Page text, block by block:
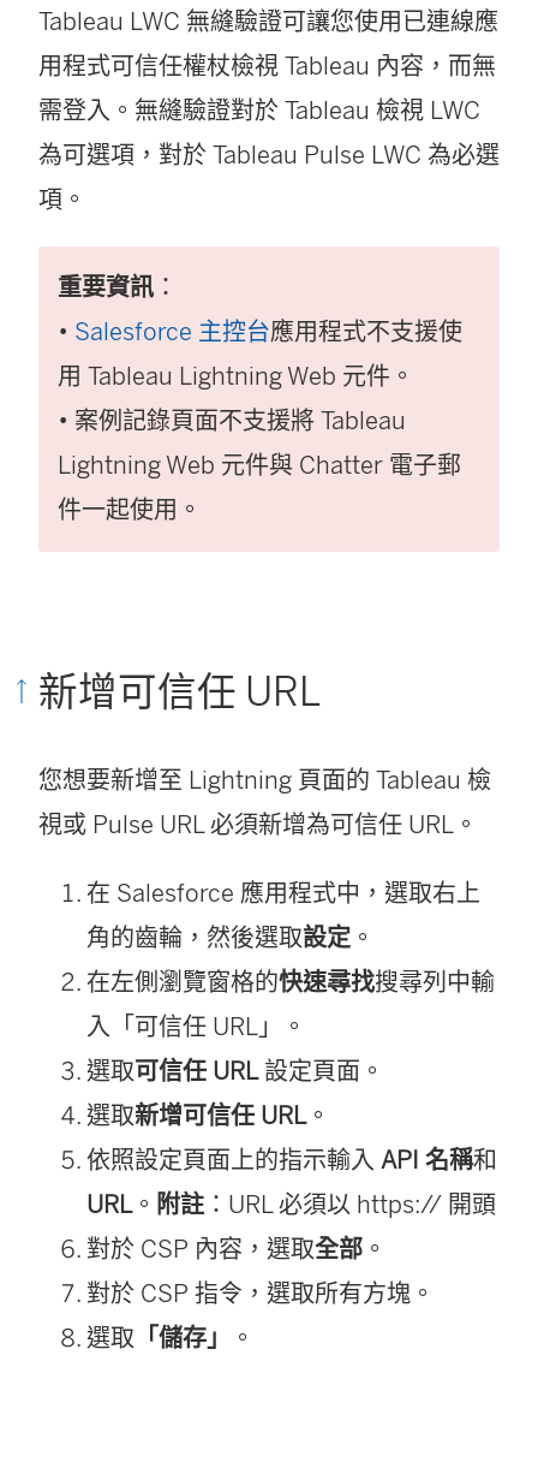
Tableau LWC 無縫驗證可讓您使用已連線應
用程式可信任權杖檢視 Tableau 內容，而無
需登入。無縫驗證對於 Tableau 檢視 LWC
為可選項，對於 Tableau Pulse LWC 為必選
項。
重要資訊 ：
• Salesforce 主控台應用程式不支援使
用 Tableau Lightning Web 元件。
• 案例記錄頁面不支援將 Tableau
Lightning Web 元件與 Chatter 電子郵
件一起使用。
新增可信任 URL
您想要新增至 Lightning 頁面的 Tableau 檢
視或 Pulse URL 必須新增為可信任 URL。
在 Salesforce 應用程式中，選取右上
角的齒輪，然後選取設定。
在左側瀏覽窗格的快速尋找搜尋列中輸
入「可信任 URL」。
選取可信任 URL設定頁面。
選取新增可信任 URL。
依照設定頁面上的指示輸入 API 名稱和
URL。 附註 ：URL 必須以 https:// 開頭
對於 CSP 內容，選取全部 。
對於 CSP 指令，選取所有方塊。
選取 「儲存」 。